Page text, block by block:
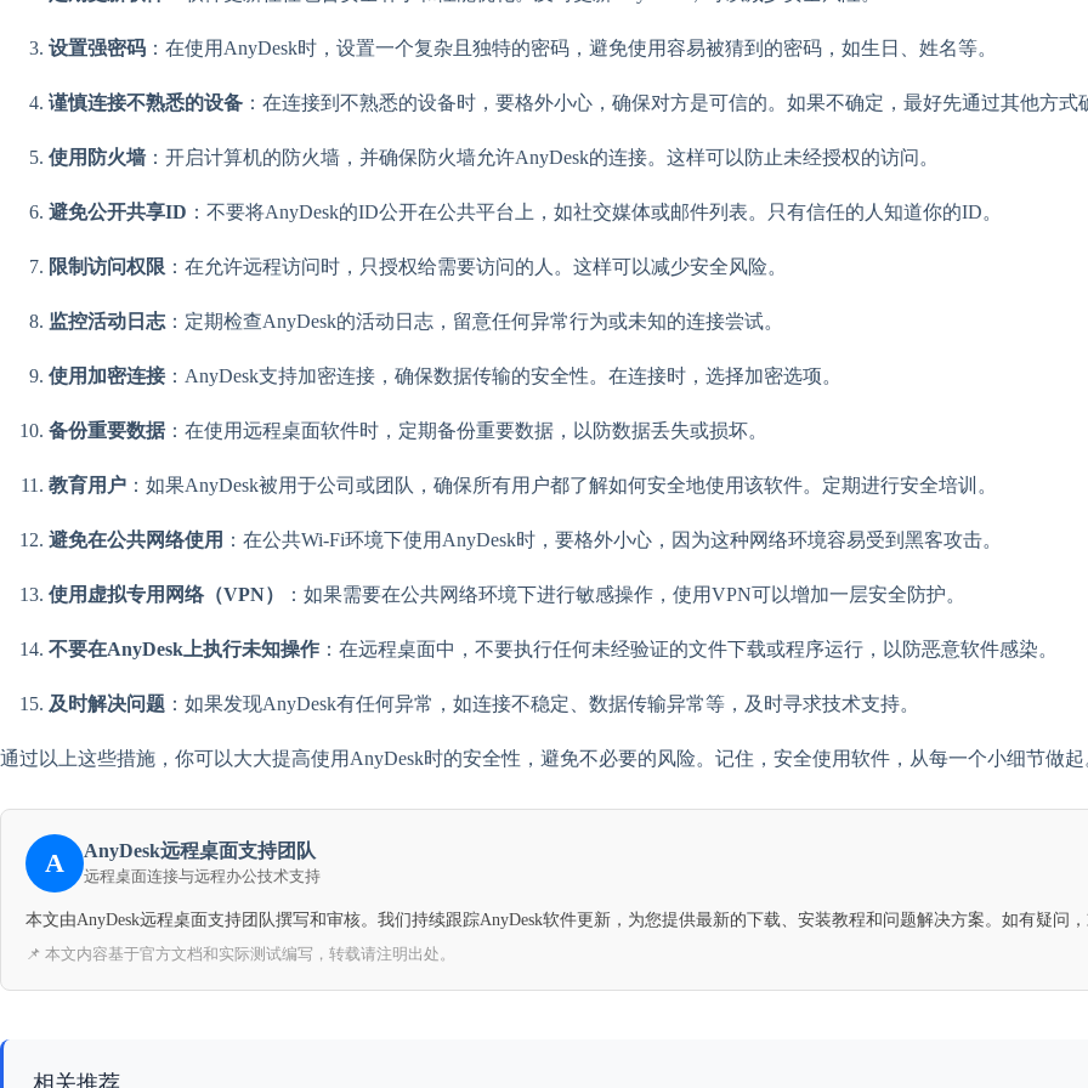
设置强密码 ：在使用AnyDesk时，设置一个复杂且独特的密码，避免使用容易被猜到的密码，如生日、姓名等。
谨慎连接不熟悉的设备 ：在连接到不熟悉的设备时，要格外小心，确保对方是可信的。如果不确定，最好先通过其他方式
使用防火墙 ：开启计算机的防火墙，并确保防火墙允许AnyDesk的连接。这样可以防止未经授权的访问。
避免公开共享ID ：不要将AnyDesk的ID公开在公共平台上，如社交媒体或邮件列表。只有信任的人知道你的ID。
限制访问权限 ：在允许远程访问时，只授权给需要访问的人。这样可以减少安全风险。
监控活动日志 ：定期检查AnyDesk的活动日志，留意任何异常行为或未知的连接尝试。
使用加密连接：AnyDesk支持加密连接，确保数据传输的安全性。在连接时，选择加密选项。
备份重要数据：在使用远程桌面软件时，定期备份重要数据，以防数据丢失或损坏。
教育用户 ：如果AnyDesk被用于公司或团队，确保所有用户都了解如何安全地使用该软件。定期进行安全培训。
避免在公共网络使用 ：在公共Wi-Fi环境下使用AnyDesk时，要格外小心，因为这种网络环境容易受到黑客攻击。
使用虚拟专用网络（VPN） ：如果需要在公共网络环境下进行敏感操作，使用VPN可以增加一层安全防护。
不要在AnyDesk上执行未知操作 ：在远程桌面中，不要执行任何未经验证的文件下载或程序运行，以防恶意软件感染。
及时解决问题 ：如果发现AnyDesk有任何异常，如连接不稳定、数据传输异常等，及时寻求技术支持。
通过以上这些措施，你可以大大提高使用AnyDesk时的安全性，避免不必要的风险。记住，安全使用软件，从每一个小细节做起
A AnyDesk远程桌面支持团队
远程桌面连接与远程办公技术支持
本文由AnyDesk远程桌面支持团队撰写和审核。我们持续跟踪AnyDesk软件更新，为您提供最新的下载、安装教程和问题解决方案。如有疑问
📌 本文内容基于官方文档和实际测试编写，转载请注明出处。